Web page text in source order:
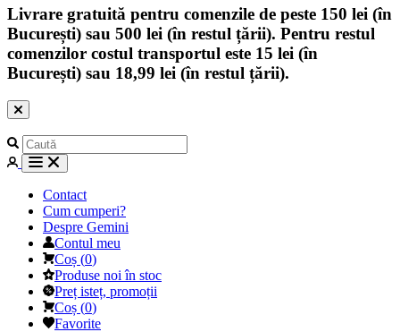
Livrare gratuită pentru comenzile de peste 150 lei (în
București) sau 500 lei (în restul țării). Pentru restul
comenzilor costul transportul este 15 lei (în
București) sau 18,99 lei (în restul țării).
Contact
Cum cumperi?
Despre Gemini
Contul meu
Coș (0)
Produse noi în stoc
Preț isteț, promoții
Coș (0)
Favorite